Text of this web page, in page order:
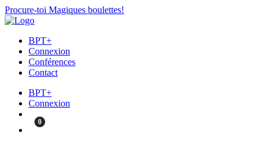
Procure-toi Magiques boulettes!
BPT+
Connexion
Conférences
Contact
BPT+
Connexion
0